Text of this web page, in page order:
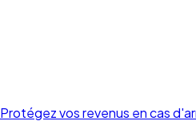
Protégez vos revenus en cas